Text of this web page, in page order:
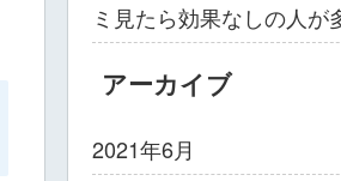
ミ見たら効果なしの人
アーカイブ
2021年6月